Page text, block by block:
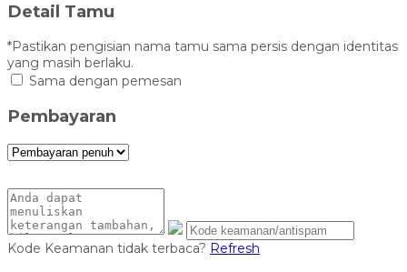
Detail Tamu
*Pastikan pengisian nama tamu sama persis dengan identitas
yang masih berlaku.
Sama dengan pemesan
Pembayaran
Kode Keamanan tidak terbaca? Refresh